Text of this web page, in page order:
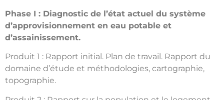
Phase I : Diagnostic de l’état actuel du système
d’approvisionnement en eau potable et
d’assainissement.
Produit 1 : Rapport initial. Plan de travail. Rapport du
domaine d’étude et méthodologies, cartographie,
topographie.